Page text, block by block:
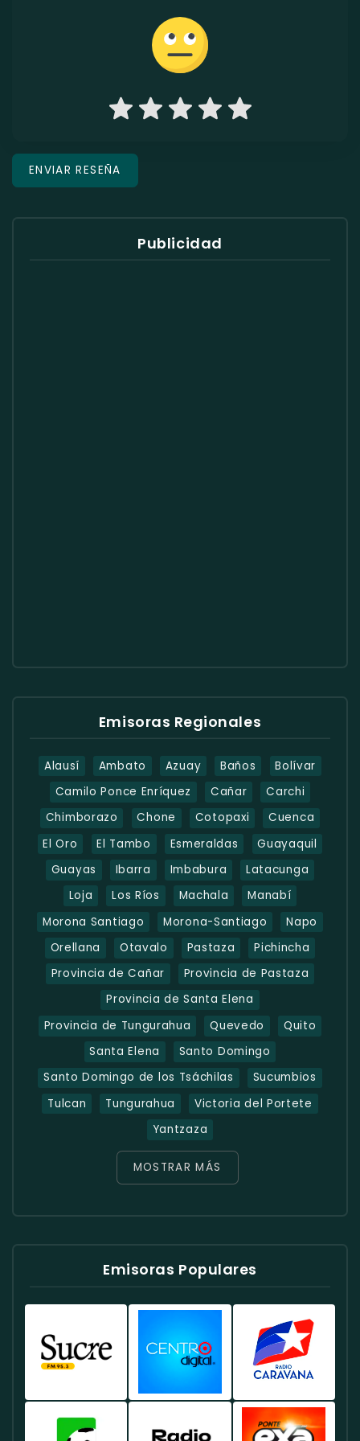
Publicidad
Emisoras Regionales
Alausí Ambato Azuay Baños
Bolívar
Camilo Ponce Enríquez
Cañar
Carchi
Chimborazo
Chone Cotopaxi
Cuenca
El Oro
El Tambo Esmeraldas
Guayaquil
Guayas
Ibarra Imbabura
Latacunga
Loja
Los Ríos Machala
Manabí
Morona Santiago
Morona-Santiago
Napo
Orellana
Otavalo Pastaza
Pichincha
Provincia de Cañar
Provincia de Pastaza
Provincia de Santa Elena
Provincia de Tungurahua
Quevedo
Quito
Santa Elena
Santo Domingo
Santo Domingo de los Tsáchilas
Sucumbios
Tulcan
Tungurahua
Victoria del Portete
Yantzaza
MOSTRAR MÁS
Emisoras Populares
Radio
Sucre
Radio
Radio
Caravana